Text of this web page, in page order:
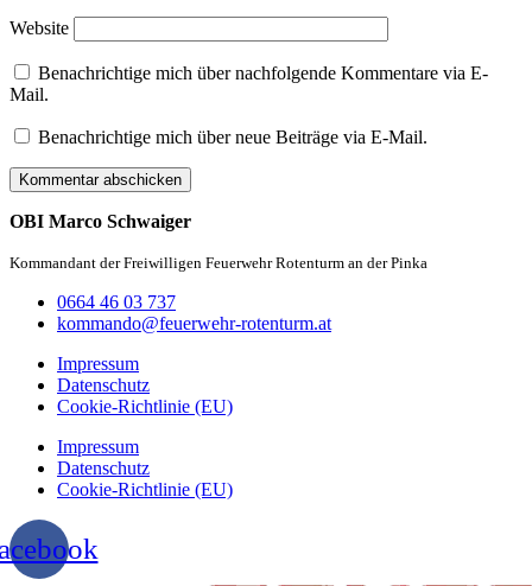
Website
Benachrichtige mich über nachfolgende Kommentare via E-
Mail.
Benachrichtige mich über neue Beiträge via E-Mail.
OBI Marco Schwaiger
Kommandant der Freiwilligen Feuerwehr Rotenturm an der Pinka
0664 46 03 737
kommando@feuerwehr-rotenturm.at
Impressum
Datenschutz
Cookie-Richtlinie (EU)
Impressum
Datenschutz
Cookie-Richtlinie (EU)